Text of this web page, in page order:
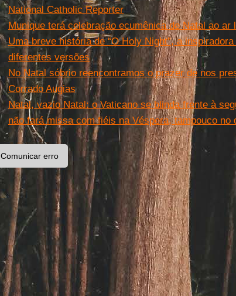
National Catholic Reporter
Munique terá celebração ecumênica de Natal ao ar
Uma breve história de “O Holy Night”, a
diferentes versões
No Natal sóbrio reencontramos o prazer de nos
Corrado Augias
Natal, vazio Natal: o Vaticano se blinda frente à
não fará missa com fiéis na Véspera, tampouco no
Comunicar erro